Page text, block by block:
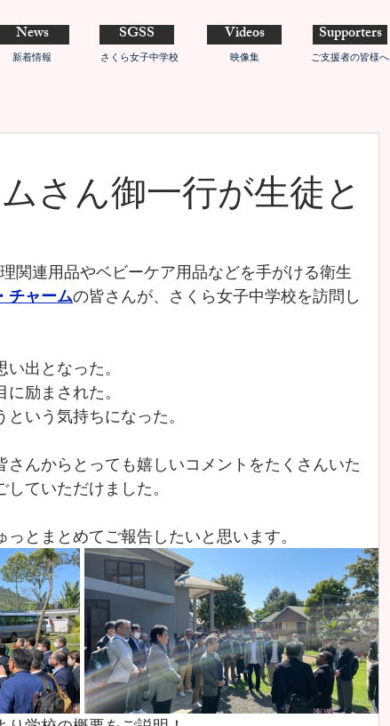
News
新着情報
SGSS
さくら女子中学校
Videos
映像集
Supporters
ご支援者の皆様へ
さん御一行が生徒と
関連用品やベビーケア用品などを手がける衛生
チャームの皆さんが、さくら女子中学校を訪問し
出となった。
励まされた。
いう気持ちになった。
さんからとっても嬉しいコメントをたくさんいた
ていただけました。
とまとめてご報告したいと思います。